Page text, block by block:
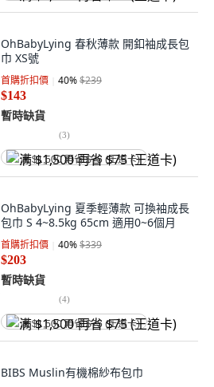
OhBabyLying 春秋薄款 開釦袖成長包
巾 XS號
首購折扣價 40%$239
$143
暫時缺貨
(3)
满 $1,500 再省 $75 (王道卡)
OhBabyLying 夏季輕薄款 可換袖成長
包巾 S 4~8.5kg 65cm 適用0~6個月
首購折扣價 40%$339
$203
暫時缺貨
(4)
满 $1,500 再省 $75 (王道卡)
BIBS Muslin有機棉紗布包巾